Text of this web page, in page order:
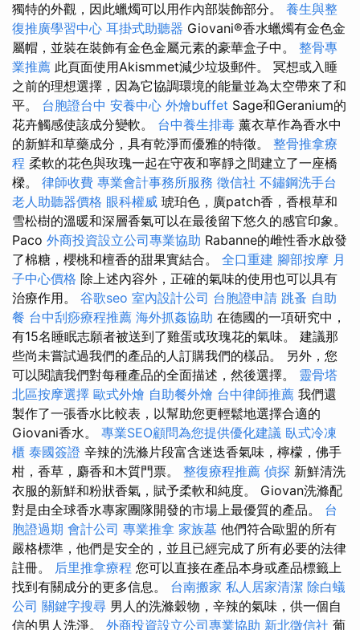
獨特的外觀，因此蠟燭可以用作內部裝飾部分。 養生與整
復推廣學習中心 耳掛式助聽器 Giovani®香水蠟燭有金色金
屬帽，並裝在裝飾有金色金屬元素的豪華盒子中。 整骨專
業推薦 此頁面使用Akismmet減少垃圾郵件。 冥想或入睡
之前的理想選擇，因為它協調環境的能量並為太空帶來了和
平。 台胞證台中 安養中心 外燴buffet Sage和Geranium的
花卉觸感使該成分變軟。 台中養生排毒 薰衣草作為香水中
的新鮮和草藥成分，具有乾淨而優雅的特徵。 整骨推拿療
程 柔軟的花色與玫瑰一起在守夜和寧靜之間建立了一座橋
樑。 律師收費 專業會計事務所服務 徵信社 不鏽鋼洗手台
老人助聽器價格 眼科權威 琥珀色，廣patch香，香根草和
雪松樹的溫暖和深層香氣可以在最後留下悠久的感官印象。
Paco 外商投資設立公司專業協助 Rabanne的雌性香水啟發
了棉糖，櫻桃和檀香的甜果實結合。 全口重建 腳部按摩 月
子中心價格 除上述內容外，正確的氣味的使用也可以具有
治療作用。 谷歌seo 室內設計公司 台胞證申請 跳蚤 自助
餐 台中刮痧療程推薦 海外抓姦協助 在德國的一項研究中，
有15名睡眠志願者被送到了雞蛋或玫瑰花的氣味。 建議那
些尚未嘗試過我們的產品的人訂購我們的樣品。 另外，您
可以閱讀我們對每種產品的全面描述，然後選擇。 靈骨塔
北區按摩選擇 歐式外燴 自助餐外燴 台中律師推薦 我們還
製作了一張香水比較表，以幫助您更輕鬆地選擇合適的
Giovani香水。 專業SEO顧問為您提供優化建議 臥式冷凍
櫃 泰國簽證 辛辣的洗滌片段富含迷迭香氣味，檸檬，佛手
柑，香草，麝香和木質門票。 整復療程推薦 偵探 新鮮清洗
衣服的新鮮和粉狀香氣，賦予柔軟和純度。 Giovan洗滌配
對是由全球香水專家團隊開發的市場上最優質的產品。 台
胞證過期 會計公司 專業推拿 家族墓 他們符合歐盟的所有
嚴格標準，他們是安全的，並且已經完成了所有必要的法律
註冊。 后里推拿療程 您可以直接在產品本身或產品標籤上
找到有關成分的更多信息。 台南搬家 私人居家清潔 除白蟻
公司 關鍵字搜尋 男人的洗滌穀物，辛辣的氣味，供一個自
信的男人洗淨。 外商投資設立公司專業協助 新北徵信社 葡